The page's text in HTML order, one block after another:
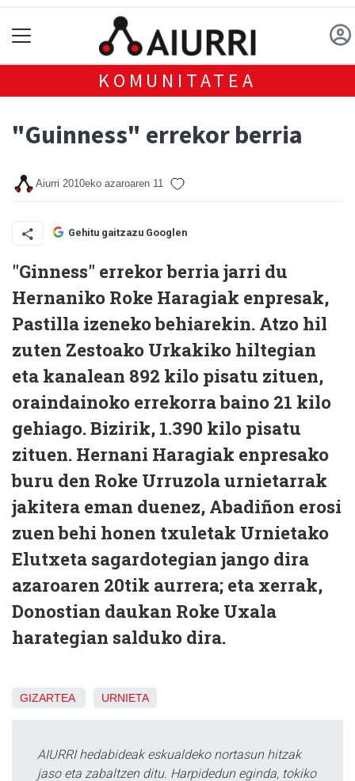
KOMUNITATEA
"Guinness" errekor berria
Aiurri 2010eko azaroaren 11
Gehitu gaitzazu Googlen
"Ginness" errekor berria jarri du
Hernaniko Roke Haragiak enpresak,
Pastilla izeneko behiarekin. Atzo hil
zuten Zestoako Urkakiko hiltegian
eta kanalean 892 kilo pisatu zituen,
oraindainoko errekorra baino 21 kilo
gehiago. Bizirik, 1.390 kilo pisatu
zituen. Hernani Haragiak enpresako
buru den Roke Urruzola urnietarrak
jakitera eman duenez, Abadiñon erosi
zuen behi honen txuletak Urnietako
Elutxeta sagardotegian jango dira
azaroaren 20tik aurrera; eta xerrak,
Donostian daukan Roke Uxala
harategian salduko dira.
GIZARTEA URNIETA
AIURRI hedabideak eskualdeko nortasun hitzak
jaso eta zabaltzen ditu. Harpidedun eginda, tokiko